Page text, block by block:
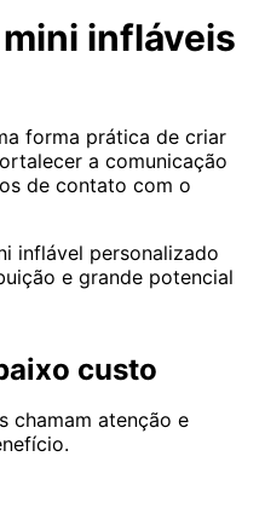
infláveis
forma prática de criar
a comunicação
de contato com o
inflável personalizado
e grande potencial
custo
chamam atenção e